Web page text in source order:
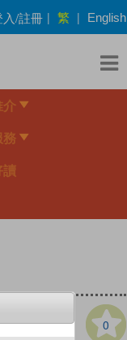
入/註冊 | 繁 | English
介
務
讀
0